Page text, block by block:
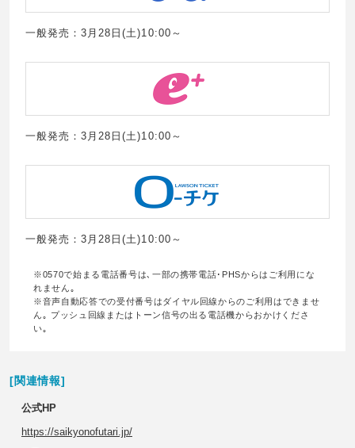
一般発売：3月28日(土)10:00～
一般発売：3月28日(土)10:00～
一般発売：3月28日(土)10:00～
※0570で始まる電話番号は､一部の携帯電話･PHSからはご利用にな
れません｡
※音声自動応答での受付番号はダイヤル回線からのご利用はできませ
ん｡ プッシュ回線またはトーン信号の出る電話機からおかけくださ
い｡
[関連情報]
公式HP
https://saikyonofutari.jp/